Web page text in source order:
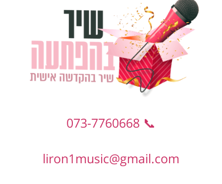
📞 073-7760668
liron1music@gmail.com